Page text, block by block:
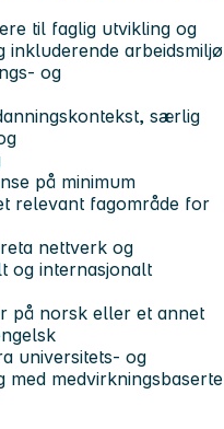
til faglig utvikling og
arbeidsmiljø
og
særlig
på minimum
relevant fagområde for
nettverk og
og internasjonalt
på norsk eller et annet
universitets- og
medvirkningsbaserte